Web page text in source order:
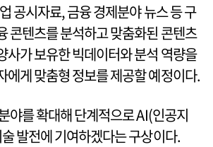
공시자료, 금융 경제분야 뉴스 등 구
콘텐츠를 분석하고 맞춤화된 콘텐츠
사가 보유한 빅데이터와 분석 역량을
에게 맞춤형 정보를 제공할 예정이다.
야를 확대해 단계적으로 AI(인공지
발전에 기여하겠다는 구상이다.